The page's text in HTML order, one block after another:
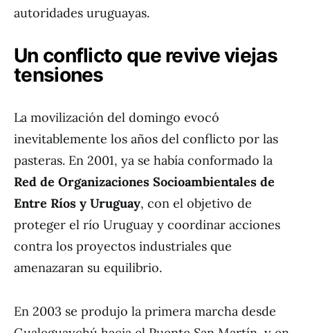
autoridades uruguayas.
Un conflicto que revive viejas
tensiones
La movilización del domingo evocó
inevitablemente los años del conflicto por las
pasteras. En 2001, ya se había conformado la
Red de Organizaciones Socioambientales de
Entre Ríos y Uruguay, con el objetivo de
proteger el río Uruguay y coordinar acciones
contra los proyectos industriales que
amenazaran su equilibrio.
En 2003 se produjo la primera marcha desde